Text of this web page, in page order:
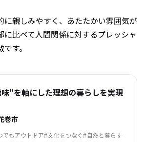
に親しみやすく、あたたかい雰囲気が
に比べて人間関係に対するプレッシャ
す。
”を軸にした理想の暮らしを実現
巻市
でもアウトドア 文化をつなぐ
自然と暮らす